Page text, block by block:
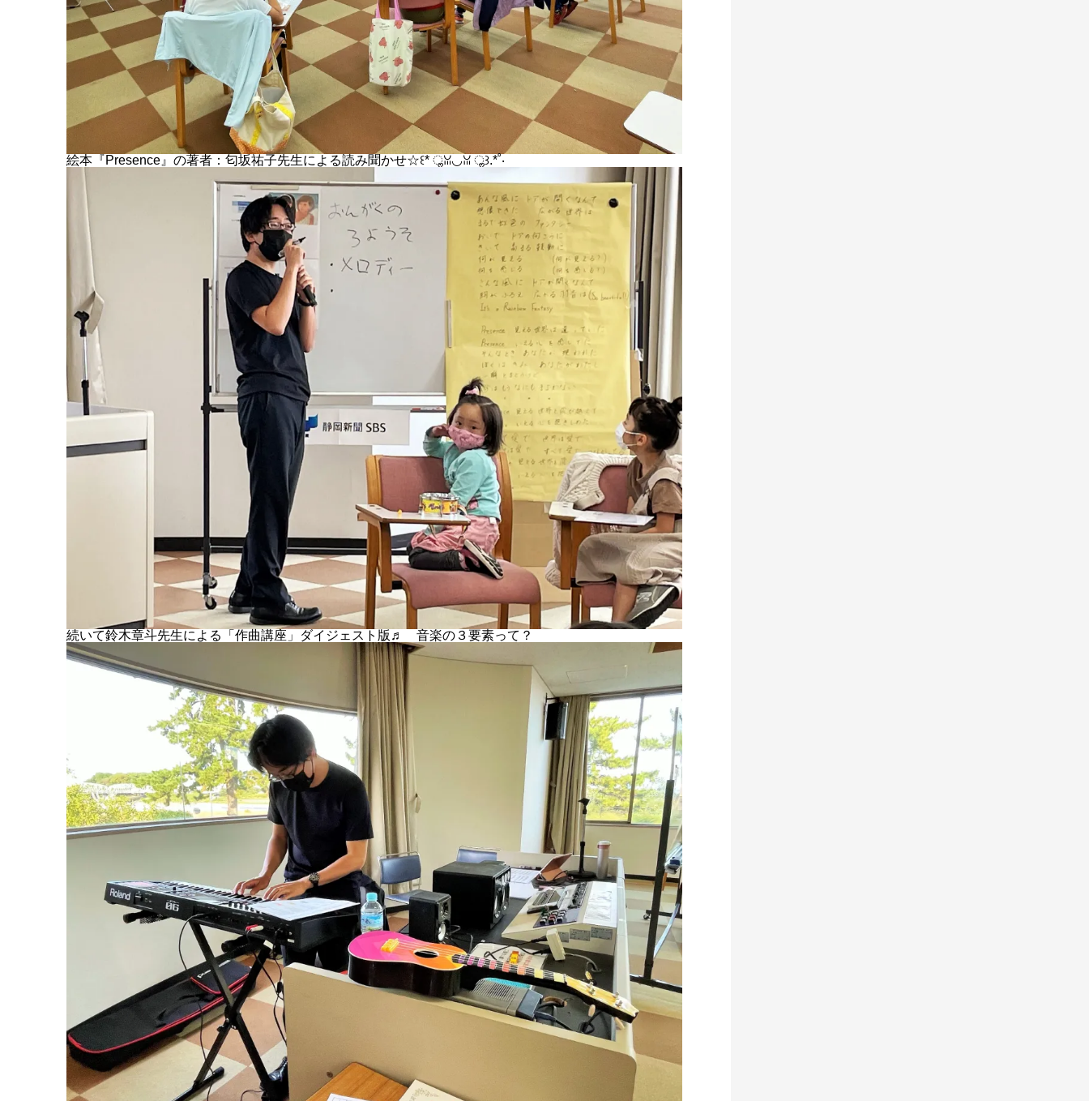
絵本『Presence』の著者：匂坂祐子先生による読み聞かせ☆꒰* ॢꈍ◡ꈍ ॢ꒱.*˚‧
続いて鈴木章斗先生による「作曲講座」ダイジェスト版♬ 音楽の３要素って？